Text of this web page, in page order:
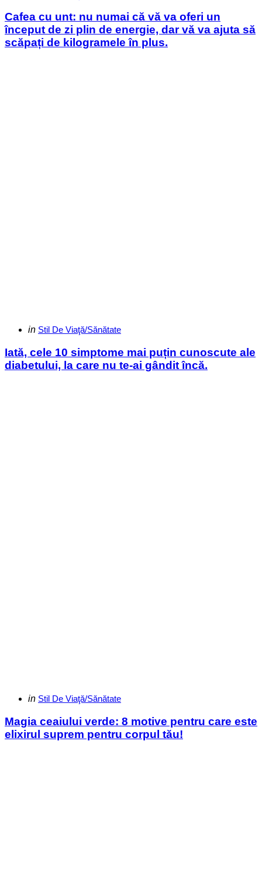
Cafea cu unt: nu numai că vă va oferi un
început de zi plin de energie, dar vă va ajuta să
scăpați de kilogramele în plus.
Categories
Posted
in Stil De Viaţă/Sănătate
Iată, cele 10 simptome mai puțin cunoscute ale
diabetului, la care nu te-ai gândit încă.
Categories
Posted
in Stil De Viaţă/Sănătate
Magia ceaiului verde: 8 motive pentru care este
elixirul suprem pentru corpul tău!